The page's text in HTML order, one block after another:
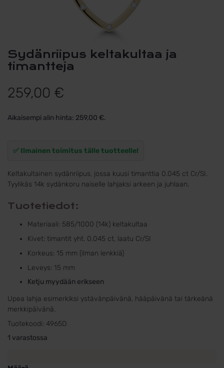
Sydänriipus keltakultaa ja
timantteja
259,00 €
Aikaisempi alin hinta: 259,00 €.
✅ Ilmainen toimitus tälle tuotteelle!
Keltakultainen sydänriipus, jossa kuusi timanttia 0.045 ct Cr/SI.
Tyylikäs 14k sydänkoru naiselle lahjaksi arkeen ja juhlaan.
Tuotetiedot:
Materiaali: 585/1000 (14k) keltakultaa
Kivet: timantit yht. 0.045 ct, laatu Cr/SI
Korkeus: 15 mm (ilman lenkkiä)
Leveys: 15 mm
Ketju myydään erikseen
Upea lahja esimerkiksi ystävänpäivänä, hääpäivänä tai tärkeänä
merkkipäivänä.
Tuotekoodi: 4965D
1 varastossa